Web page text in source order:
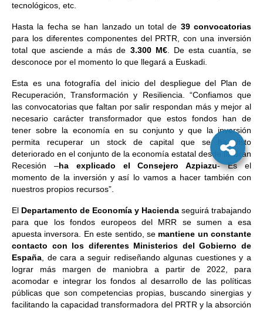
tecnológicos, etc.
Hasta la fecha se han lanzado un total de 39 convocatorias
para los diferentes componentes del PRTR, con una inversión
total que asciende a más de 3.300 M€. De esta cuantía, se
desconoce por el momento lo que llegará a Euskadi.
Esta es una fotografía del inicio del despliegue del Plan de
Recuperación, Transformación y Resiliencia. “Confiamos que
las convocatorias que faltan por salir respondan más y mejor al
necesario carácter transformador que estos fondos han de
tener sobre la economía en su conjunto y que la inversión
permita recuperar un stock de capital que se ha visto
deteriorado en el conjunto de la economía estatal desde la Gran
Recesión –ha explicado el Consejero Azpiazu- Es el
momento de la inversión y así lo vamos a hacer también con
nuestros propios recursos”.
El Departamento de Economía y Hacienda seguirá trabajando
para que los fondos europeos del MRR se sumen a esa
apuesta inversora. En este sentido, se mantiene un constante
contacto con los diferentes Ministerios del Gobierno de
España , de cara a seguir rediseñando algunas cuestiones y a
lograr más margen de maniobra a partir de 2022, para
acomodar e integrar los fondos al desarrollo de las políticas
públicas que son competencias propias, buscando sinergias y
facilitando la capacidad transformadora del PRTR y la absorción